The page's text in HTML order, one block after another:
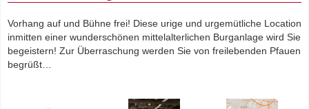
IHRE HOCHZEIT
GEMEINSAME PLANUNG
HOCHZEITSLOCATIONS
Vorhang auf und Bühne frei! Diese urige und urgemütliche Location
inmitten einer wunderschönen mittelalterlichen Burganlage wird Sie
begeistern! Zur Überraschung werden Sie von freilebenden Pfauen
begrüßt…